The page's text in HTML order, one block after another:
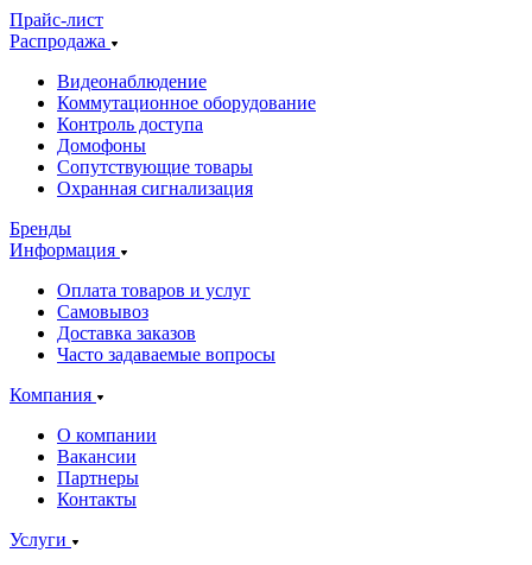
Прайс-лист
Распродажа
Видеонаблюдение
Коммутационное оборудование
Контроль доступа
Домофоны
Сопутствующие товары
Охранная сигнализация
Бренды
Информация
Оплата товаров и услуг
Самовывоз
Доставка заказов
Часто задаваемые вопросы
Компания
О компании
Вакансии
Партнеры
Контакты
Услуги